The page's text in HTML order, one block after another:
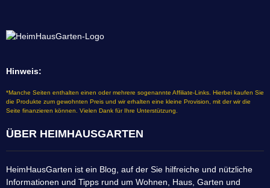
Hinweis:
*Manche Seiten enthalten einen oder mehrere sogenannte Affiliate-Links. Hierbei kaufen Sie
die Produkte zum gewohnten Preis und wir erhalten eine kleine Provision, mit der wir die
Seite finanzieren können. Vielen Dank für Ihre Unterstützung.
ÜBER HEIMHAUSGARTEN
HeimHausGarten ist ein Blog, auf der Sie hilfreiche und nützliche
Informationen und Tipps rund um Wohnen, Haus, Garten und